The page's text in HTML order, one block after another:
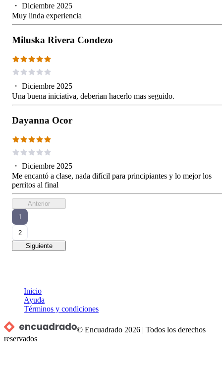
・ Diciembre 2025
Muy linda experiencia
Miluska Rivera Condezo
・ Diciembre 2025
Una buena iniciativa, deberian hacerlo mas seguido.
Dayanna Ocor
・ Diciembre 2025
Me encantó a clase, nada difícil para principiantes y lo mejor los
perritos al final
Anterior
1
2
Siguiente
Inicio
Ayuda
Términos y condiciones
© Encuadrado 2026 |Todos los derechos
reservados